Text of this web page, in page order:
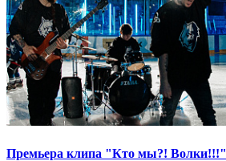
Премьера клипа "Кто мы?! Волки!!!"